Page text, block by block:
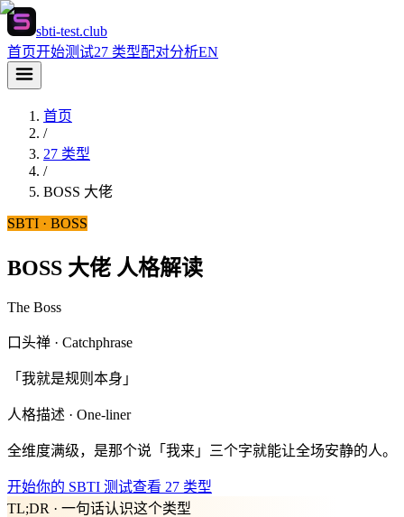
sbti-test.club
首页开始测试27 类型配对分析EN
首页
/
27 类型
/
BOSS 大佬
SBTI · BOSS
BOSS 大佬 人格解读
The Boss
口头禅 · Catchphrase
「我就是规则本身」
人格描述 · One-liner
全维度满级，是那个说「我来」三个字就能让全场安静的人。
开始你的 SBTI 测试查看 27 类型
TL;DR · 一句话认识这个类型